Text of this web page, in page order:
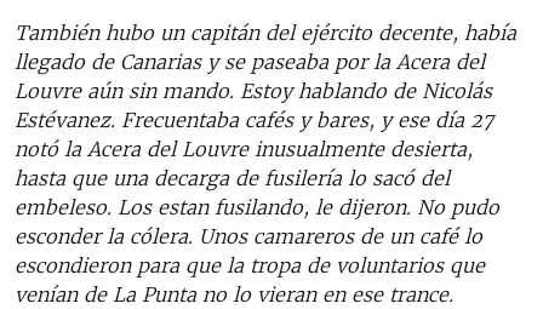
También hubo un capitán del ejército decente, había
llegado de Canarias y se paseaba por la Acera del
Louvre aún sin mando. Estoy hablando de Nicolás
Estévanez. Frecuentaba cafés y bares, y ese día 27
notó la Acera del Louvre inusualmente desierta,
hasta que una decarga de fusilería lo sacó del
embeleso. Los estan fusilando, le dijeron. No pudo
esconder la cólera. Unos camareros de un café lo
escondieron para que la tropa de voluntarios que
venían de La Punta no lo vieran en ese trance.